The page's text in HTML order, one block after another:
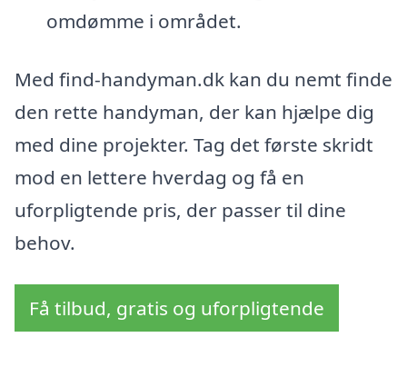
omdømme i området.
Med find-handyman.dk kan du nemt finde
den rette handyman, der kan hjælpe dig
med dine projekter. Tag det første skridt
mod en lettere hverdag og få en
uforpligtende pris, der passer til dine
behov.
Få tilbud, gratis og uforpligtende